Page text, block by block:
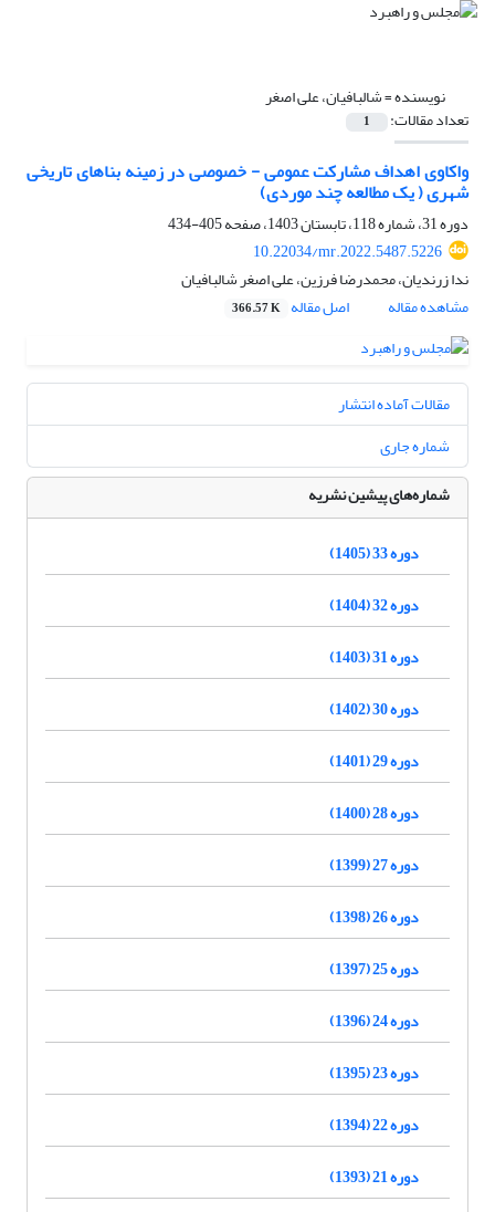
نویسنده =شالبافیان، علی اصغر
تعداد مقالات: 1
واکاوی اهداف مشارکت عمومی - خصوصی در زمینه بناهای تاریخی
شهری ( یک مطالعه چند موردی)
دوره 31، شماره 118، تابستان 1403، صفحه
405-434
10.22034/mr.2022.5487.5226
ندا زرندیان، محمدرضا فرزین، علی اصغر شالبافیان
مشاهده مقاله
اصل مقاله 366.57 K
مقالات آماده انتشار
شماره جاری
شماره‌های پیشین نشریه
دوره 33 (1405)
دوره 32 (1404)
دوره 31 (1403)
دوره 30 (1402)
دوره 29 (1401)
دوره 28 (1400)
دوره 27 (1399)
دوره 26 (1398)
دوره 25 (1397)
دوره 24 (1396)
دوره 23 (1395)
دوره 22 (1394)
دوره 21 (1393)